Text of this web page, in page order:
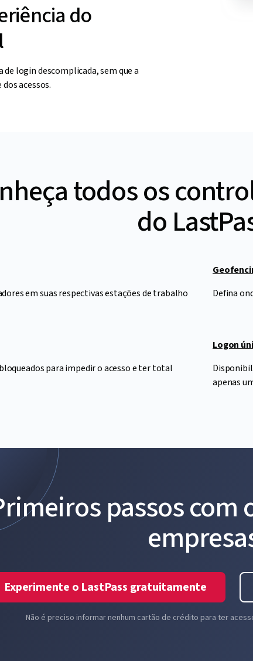
do
login descomplicada, sem que a
acessos.
todos os
do
em suas respectivas estações de trabalho
Defina
para impedir o acesso e ter total
Logon
apenas
passos com
Experimente o LastPass gratuitamente
Não é preciso informar nenhum cartão de crédito para ter